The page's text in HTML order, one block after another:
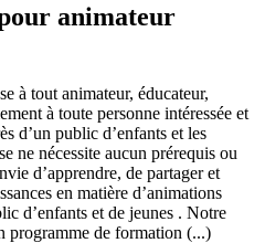
animateur
à tout animateur, éducateur,
à toute personne intéressée et
d’un public d’enfants et les
ne nécessite aucun prérequis ou
d’apprendre, de partager et
en matière d’animations
d’enfants et de jeunes . Notre
programme de formation (...)